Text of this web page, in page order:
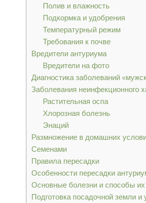
Полив и влажность
Подкормка и удобрения
Температурный режим
Требования к почве
Вредители антуриума
Вредители на фото
Диагностика заболеваний
Заболевания неинфекционного
Растительная оспа
Хлорозная болезнь
Энаций
Размножение в домашних
Семенами
Правила пересадки
Особенности пересадки
Основные болезни и способы их
Подготовка посадочной земли и